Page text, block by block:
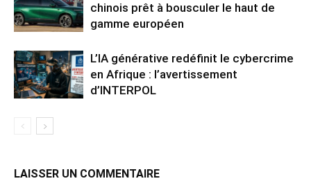
chinois prêt à bousculer le haut de
gamme européen
L’IA générative redéfinit le cybercrime
en Afrique : l’avertissement
d’INTERPOL
LAISSER UN COMMENTAIRE